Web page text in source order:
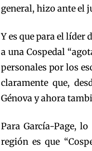
general, hizo ante el
Y es que para el
a una Cospedal
personales por los
claramente que,
Génova y ahora
Para García-Page,
región es que